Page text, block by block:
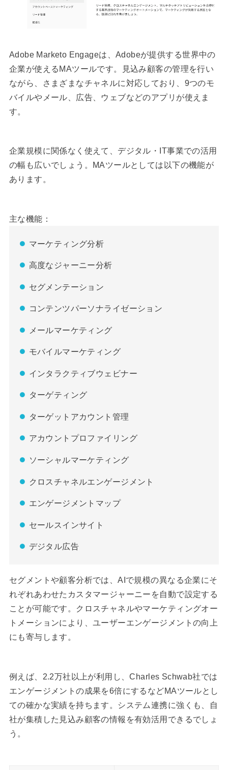
Adobe Marketo Engageは、Adobeが提供する世界中の
企業が使えるMAツールです。見込み顧客の管理を行い
ながら、さまざまなチャネルに対応しており、9つのモ
バイルやメール、広告、ウェブなどのアプリが使えま
す。
企業規模に関係なく使えて、デジタル・IT事業での活用
の幅も広いでしょう。MAツールとしては以下の機能が
あります。
主な機能：
マーケティング分析
高度なジャーニー分析
セグメンテーション
コンテンツパーソナライゼーション
メールマーケティング
モバイルマーケティング
インタラクティブウェビナー
ターゲティング
ターゲットアカウント管理
アカウントプロファイリング
ソーシャルマーケティング
クロスチャネルエンゲージメント
エンゲージメントマップ
セールスインサイト
デジタル広告
セグメントや顧客分析では、AIで規模の異なる企業にそ
れぞれあわせたカスタマージャーニーを自動で設定する
ことが可能です。クロスチャネルやマーケティングオー
トメーションにより、ユーザーエンゲージメントの向上
にも寄与します。
例えば、2.2万社以上が利用し、Charles Schwab社では
エンゲージメントの成果を6倍にするなどMAツールとし
ての確かな実績を持ちます。システム連携に強くも、自
社が集積した見込み顧客の情報を有効活用できるでしょ
う。